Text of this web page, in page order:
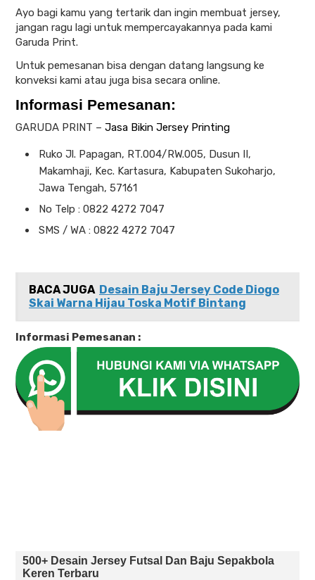
Ayo bagi kamu yang tertarik dan ingin membuat jersey,
jangan ragu lagi untuk mempercayakannya pada kami
Garuda Print.
Untuk pemesanan bisa dengan datang langsung ke
konveksi kami atau juga bisa secara online.
Informasi Pemesanan:
GARUDA PRINT – Jasa Bikin Jersey Printing
Ruko Jl. Papagan, RT.004/RW.005, Dusun II,
Makamhaji, Kec. Kartasura, Kabupaten Sukoharjo,
Jawa Tengah, 57161
No Telp : 0822 4272 7047
SMS / WA : 0822 4272 7047
BACA JUGA Desain Baju Jersey Code Diogo
Skai Warna Hijau Toska Motif Bintang
Informasi Pemesanan :
500+ Desain Jersey Futsal Dan Baju Sepakbola
Keren Terbaru